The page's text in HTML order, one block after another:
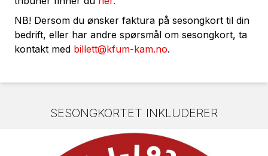
NB! Dersom du ønsker faktura på sesongkort til din
bedrift, eller har andre spørsmål om sesongkort, ta
kontakt med billett@kfum-kam.no.
SESONGKORTET INKLUDERER